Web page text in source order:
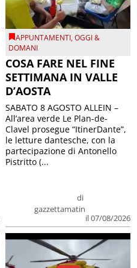
APPUNTAMENTI,OGGI &
DOMANI
COSA FARE NEL FINE
SETTIMANA IN VALLE
D’AOSTA
di
gazzettamatin
il 07/08/2026
SABATO 8 AGOSTO ALLEIN –
All’area verde Le Plan-de-
Clavel prosegue “ItinerDante”,
le letture dantesche, con la
partecipazione di Antonello
Pistritto (...